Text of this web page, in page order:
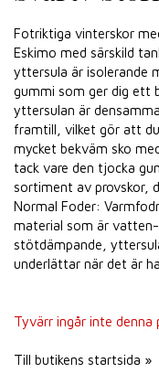
Fotriktiga vinterskor
Eskimo med särskild
yttersula är isolerande
gummi som ger dig ett
yttersulan är
framtill, vilket gör att
mycket bekväm sko
tack vare den tjocka
sortiment av provskor,
Normal Foder:
material som är
stötdämpande,
underlättar när det är
Tyvärr ingår inte
Till butikens startsida »